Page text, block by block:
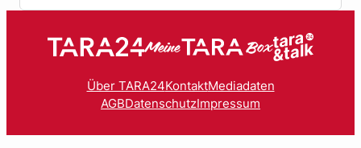
Über TARA24KontaktMediadaten
AGBDatenschutz Impressum